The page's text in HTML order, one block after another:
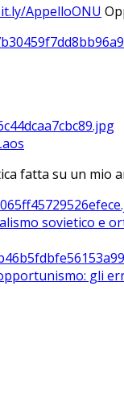
AppelloONU
fatta su un mio
sovietico e
gli